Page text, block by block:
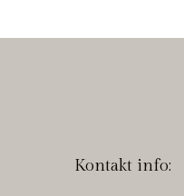
Kontakt info: